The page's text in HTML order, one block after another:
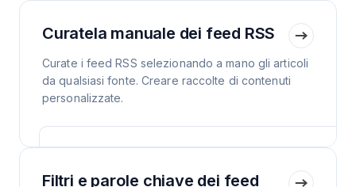
Curatela manuale dei feed RSS
Curate i feed RSS selezionando a mano gli articoli
da qualsiasi fonte. Creare raccolte di contenuti
personalizzate.
Filtri e parole chiave dei feed